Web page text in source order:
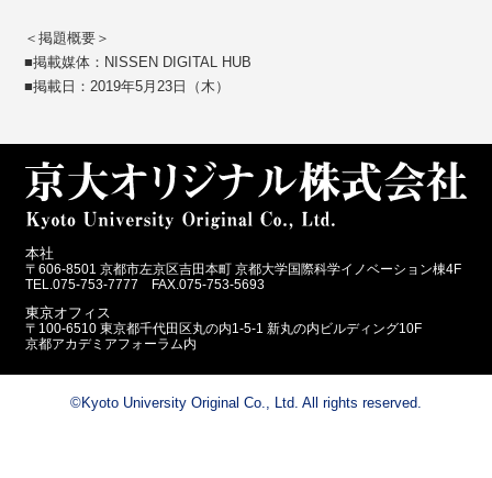
＜掲題概要＞
■掲載媒体：NISSEN DIGITAL HUB
■掲載日：2019年5月23日（木）
本社
〒606-8501 京都市左京区吉田本町 京都大学国際科学イノベーション棟4F
TEL.075-753-7777 FAX.075-753-5693
東京オフィス
〒100-6510 東京都千代田区丸の内1-5-1 新丸の内ビルディング10F
京都アカデミアフォーラム内
©Kyoto University Original Co., Ltd. All rights reserved.